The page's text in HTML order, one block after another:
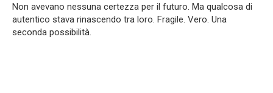
Non avevano nessuna certezza per il futuro. Ma qualcosa di
autentico stava rinascendo tra loro. Fragile. Vero. Una
seconda possibilità.